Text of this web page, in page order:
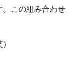
この組み合わせ